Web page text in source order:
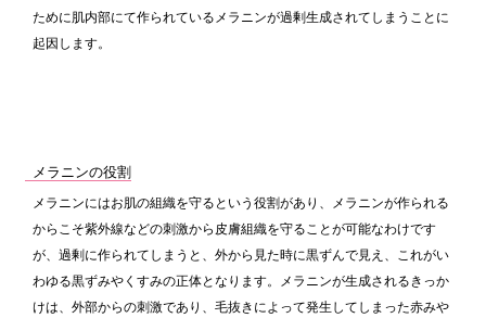
ために肌内部にて作られているメラニンが過剰生成されてしまうことに
起因します。
メラニンの役割
メラニンにはお肌の組織を守るという役割があり、メラニンが作られる
からこそ紫外線などの刺激から皮膚組織を守ることが可能なわけです
が、過剰に作られてしまうと、外から見た時に黒ずんで見え、これがい
わゆる黒ずみやくすみの正体となります。メラニンが生成されるきっか
けは、外部からの刺激であり、毛抜きによって発生してしまった赤みや